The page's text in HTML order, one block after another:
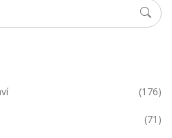
(176)
(71)